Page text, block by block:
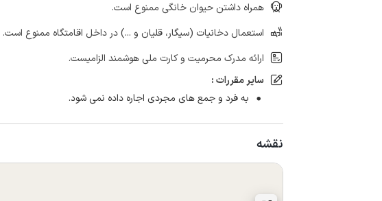
همراه داشتن حیوان خانگی ممنوع است.
استعمال دخانیات (سیگار، قلیان و ...) در داخل اقامتگاه ممنوع است.
ارائه مدرک محرمیت و کارت ملی هوشمند الزامیست.
سایر مقررات :
به فرد و جمع های مجردی اجاره داده نمی شود.
نقشه